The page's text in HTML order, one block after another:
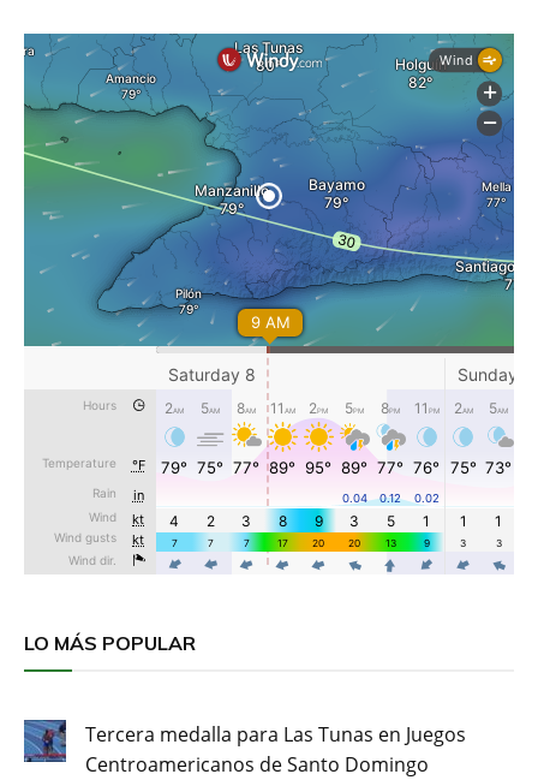
LO MÁS POPULAR
Tercera medalla para Las Tunas en Juegos
Centroamericanos de Santo Domingo